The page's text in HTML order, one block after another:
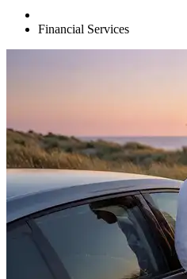
Financial Services